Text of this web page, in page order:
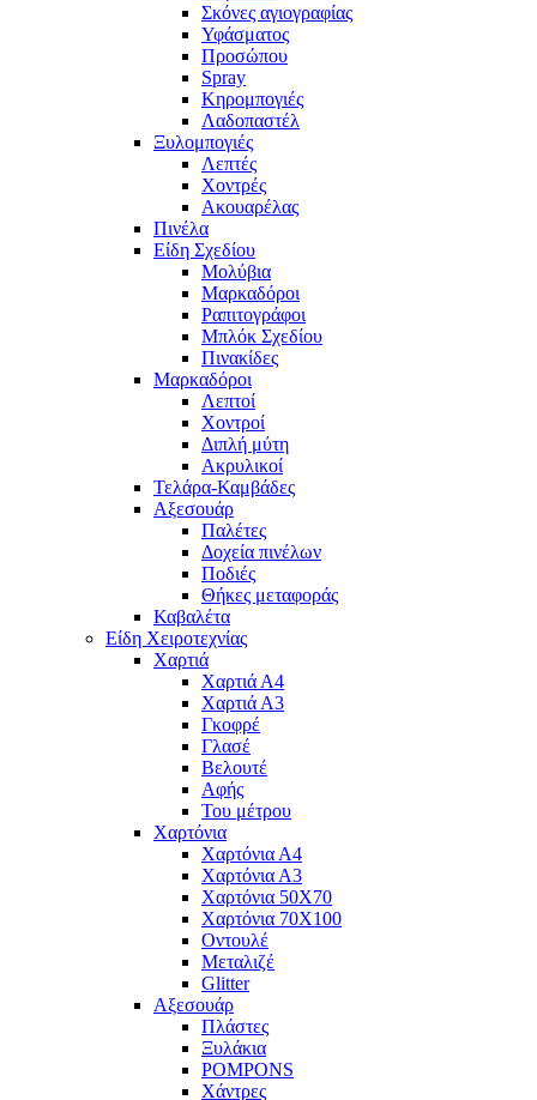
Σκόνες αγιογραφίας
Υφάσματος
Προσώπου
Spray
Κηρομπογιές
Λαδοπαστέλ
Ξυλομπογιές
Λεπτές
Χοντρές
Ακουαρέλας
Πινέλα
Είδη Σχεδίου
Μολύβια
Μαρκαδόροι
Ραπιτογράφοι
Μπλόκ Σχεδίου
Πινακίδες
Μαρκαδόροι
Λεπτοί
Χοντροί
Διπλή μύτη
Ακρυλικοί
Τελάρα-Καμβάδες
Αξεσουάρ
Παλέτες
Δοχεία πινέλων
Ποδιές
Θήκες μεταφοράς
Καβαλέτα
Είδη Χειροτεχνίας
Χαρτιά
Χαρτιά Α4
Χαρτιά Α3
Γκοφρέ
Γλασέ
Βελουτέ
Αφής
Του μέτρου
Χαρτόνια
Χαρτόνια Α4
Χαρτόνια Α3
Χαρτόνια 50Χ70
Χαρτόνια 70Χ100
Οντουλέ
Μεταλιζέ
Glitter
Αξεσουάρ
Πλάστες
Ξυλάκια
POMPONS
Χάντρες